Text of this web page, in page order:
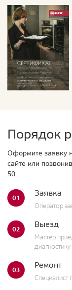
Порядок
Оформите заявку
сайте или
50
01 Заявка
Оператор
02 Выезд
Мастер
диагностику
03 Ремонт
Специалист